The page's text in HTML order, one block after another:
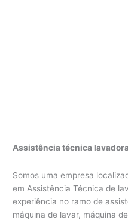
Assistência técnica
Somos uma empresa
em Assistência Técnica de
experiência no ramo de
máquina de lavar, máquina